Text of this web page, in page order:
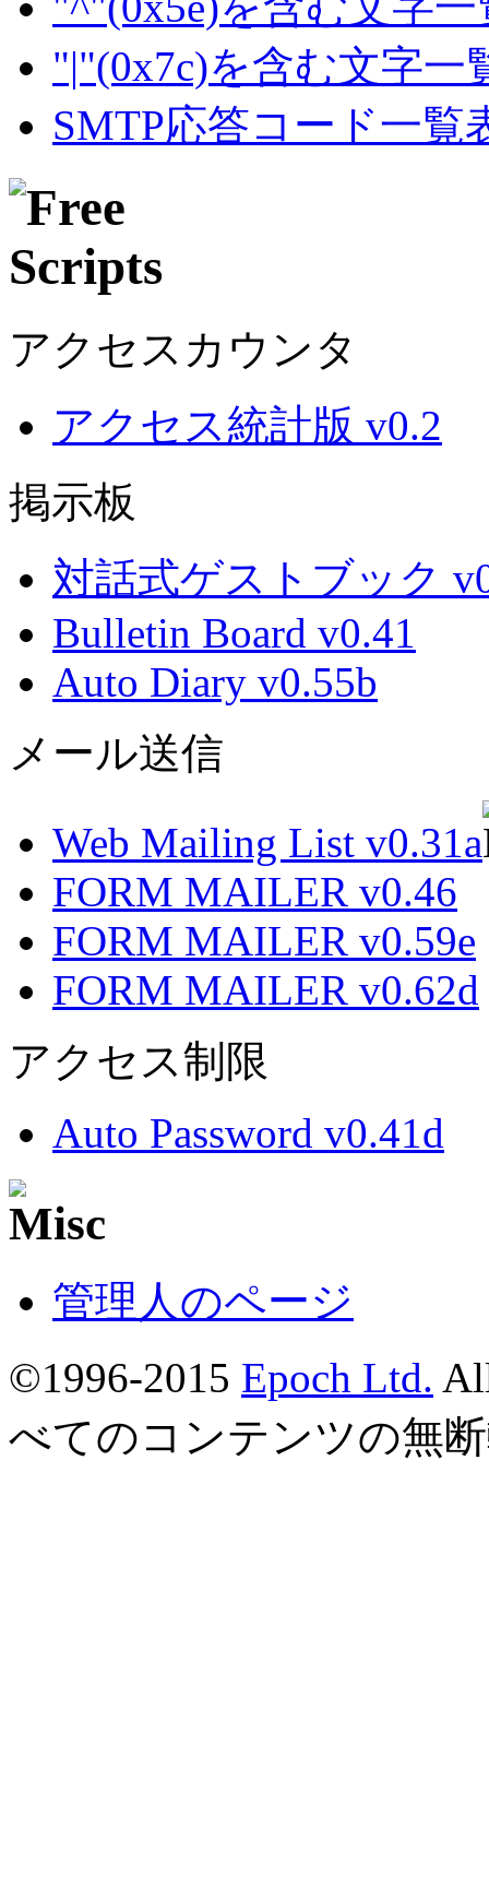
"|"(0x7c)を含む文字一
SMTP応答コード一覧
アクセスカウンタ
アクセス統計版 v0.2
掲示板
対話式ゲストブック
Bulletin Board v0.41
Auto Diary v0.55b
メール送信
Web Mailing List v0.31a
FORM MAILER v0.46
FORM MAILER v0.59e
FORM MAILER v0.62d
アクセス制限
Auto Password v0.41d
管理人のページ
©1996-2015 Epoch Ltd.
べてのコンテンツの無